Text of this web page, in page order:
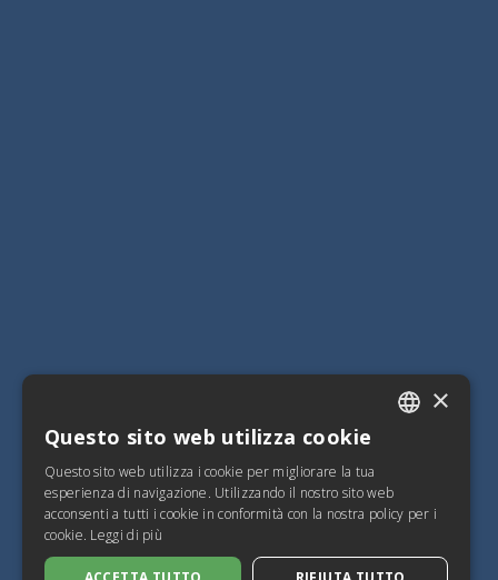
FRENCH
ENGLISH
×
Questo sito web utilizza cookie
Questo sito web utilizza i cookie per migliorare la tua
esperienza di navigazione. Utilizzando il nostro sito web
acconsenti a tutti i cookie in conformità con la nostra policy per i
cookie. Leggi di più